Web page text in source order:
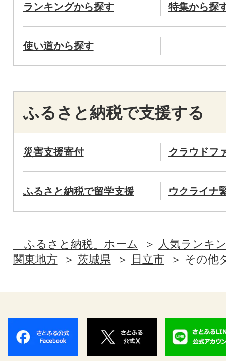
ランキングから探す 特集から探
使い道から探す
ふるさと納税で支援する
災害支援寄付 クラウドフ
ふるさと納税で留学支援 ウクライナ
「ふるさと納税」ホーム
人気ランキ
関東地方
茨城県 日立市 その他